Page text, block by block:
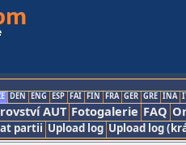
DEN ENG ESP FAI FIN FRA GER GRE INA
AUT Fotogalerie FAQ
partii Upload log Upload log